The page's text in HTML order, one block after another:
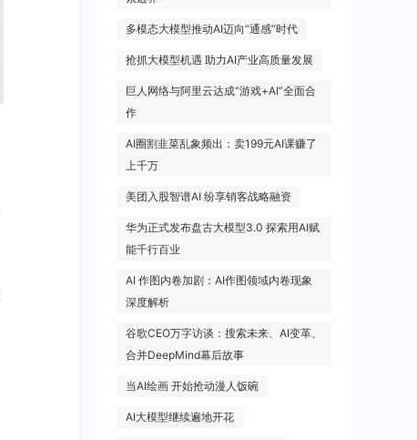
多模态大模型推动AI迈向“通感”时代
抢抓大模型机遇 助力AI产业高质量发展
巨人网络与阿里云达成“游戏+AI”全面合
作
AI圈割韭菜乱象频出：卖199元AI课赚了
上千万
美团入股智谱AI 纷享销客战略融资
华为正式发布盘古大模型3.0 探索用AI赋
能千行百业
AI 作图内卷加剧：AI作图领域内卷现象
深度解析
谷歌CEO万字访谈：搜索未来、AI变革、
合并DeepMind幕后故事
当AI绘画 开始抢动漫人饭碗
AI大模型继续遍地开花